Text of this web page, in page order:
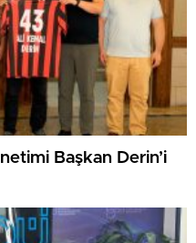
Başkan Derin’i